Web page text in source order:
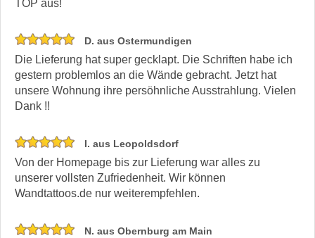
TOP aus!
D. aus Ostermundigen
Die Lieferung hat super gecklapt. Die Schriften habe ich
gestern problemlos an die Wände gebracht. Jetzt hat
unsere Wohnung ihre persöhnliche Ausstrahlung. Vielen
Dank !!
I. aus Leopoldsdorf
Von der Homepage bis zur Lieferung war alles zu
unserer vollsten Zufriedenheit. Wir können
Wandtattoos.de nur weiterempfehlen.
N. aus Obernburg am Main